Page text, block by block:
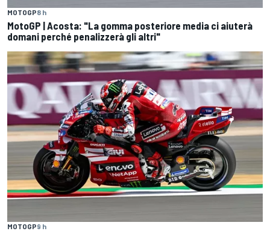
MOTOGP8 h
MotoGP | Acosta: "La gomma posteriore media ci aiuterà
domani perché penalizzerà gli altri"
MOTOGP9 h